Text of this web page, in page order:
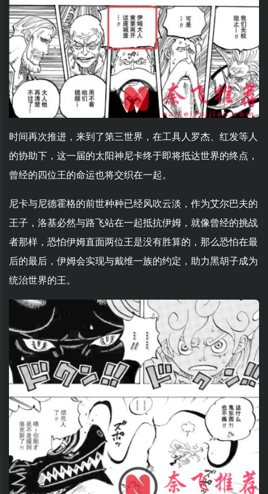
时间再次推进，来到了第三世界，在工具人罗杰、红发等人
的协助下，这一届的太阳神尼卡终于即将抵达世界的终点，
曾经的四位王的命运也将交织在一起。
尼卡与尼德霍格的前世种种已经风吹云淡，作为艾尔巴夫的
王子，洛基必然与路飞站在一起抵抗伊姆，就像曾经的挑战
者那样，恐怕伊姆直面两位王是没有胜算的，那么恐怕在最
后的最后，伊姆会实现与戴维一族的约定，助力黑胡子成为
统治世界的王。